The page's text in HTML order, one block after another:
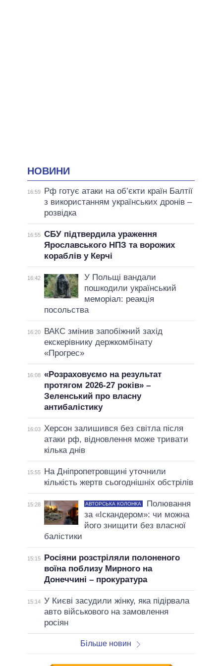
НОВИНИ
16:59
Рф готує атаки на об’єкти країн Балтії
з використанням українських дронів –
розвідка
16:55 СБУ підтвердила ураження
Ярославського НПЗ та ворожих
кораблів у Керчі
16:42
У Польщі вандали
пошкодили український
меморіал: реакція
посольства
16:20
ВАКС змінив запобіжний захід
екскерівнику держкомбінату
«Прогрес»
16:08 «Розраховуємо на результат
протягом 2026-27 років» –
Зеленський про власну
антибалістику
16:03 Херсон залишився без світла після
атаки рф, відновлення може тривати
кілька днів
15:55
На Дніпропетровщині уточнили
кількість жертв сьогоднішніх обстрілів
15:28 АВТОРСЬКА КОЛОНКА
Полювання
за «Іскандером»: чи можна
його знищити без власної
балістики
15:15
Росіяни розстріляли полоненого
воїна поблизу Мирного на
Донеччині – прокуратура
15:14 У Києві засудили жінку, яка підірвала
авто військового на замовлення
росіян
Більше новин